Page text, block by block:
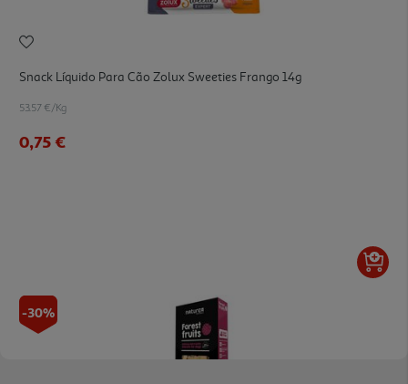
Snack Líquido Para Cão Zolux Sweeties Frango 14g
53.57 €/Kg
0,75 €
-30%